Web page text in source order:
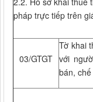
pháp trực tiếp trên
03/GTGT
Tờ khai
với
bán,